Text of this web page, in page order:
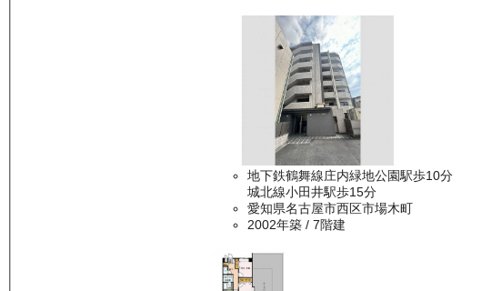
地下鉄鶴舞線庄内緑地公園駅歩10分
城北線小田井駅歩15分
愛知県名古屋市西区市場木町
2002年築 / 7階建